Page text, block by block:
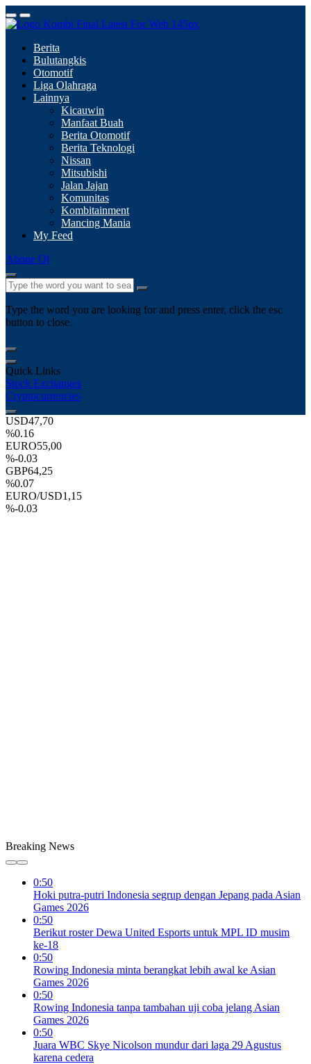
Berita
Bulutangkis
Otomotif
Liga Olahraga
Lainnya
Kicauwin
Manfaat Buah
Berita Otomotif
Berita Teknologi
Nissan
Mitsubishi
Jalan Jajan
Komunitas
Kombitainment
Mancing Mania
My Feed
Abone Ol
Type the word you are looking for and press enter, click the esc
button to close.
Quick Links
Stock Exchanges
Cryptocurrencies
USD47,70
%0.16
EURO55,00
%-0.03
GBP64,25
%0.07
EURO/USD1,15
%-0.03
Breaking News
0:50
Hoki putra-putri Indonesia segrup dengan Jepang pada Asian
Games 2026
0:50
Berikut roster Dewa United Esports untuk MPL ID musim
ke-18
0:50
Rowing Indonesia minta berangkat lebih awal ke Asian
Games 2026
0:50
Rowing Indonesia tanpa tambahan uji coba jelang Asian
Games 2026
0:50
Juara WBC Skye Nicolson mundur dari laga 29 Agustus
karena cedera